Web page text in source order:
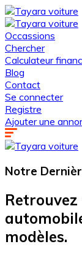
Occassions
Chercher
Calculateur
Blog
Contact
Se connecter
Registre
Ajouter une
Notre
modèles.